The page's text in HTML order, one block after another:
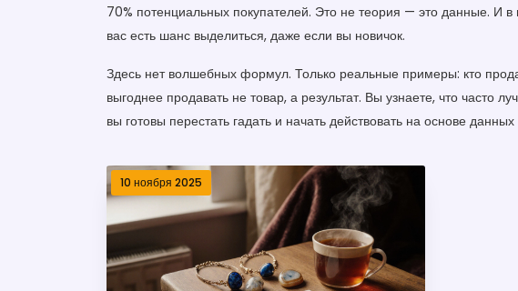
70% потенциальных покупателей. Это не теория — это данные. И в
вас есть шанс выделиться, даже если вы новичок.
Здесь нет волшебных формул. Только реальные примеры: кто
выгоднее продавать не товар, а результат. Вы узнаете, что часто
вы готовы перестать гадать и начать действовать на основе
10 ноября 2025